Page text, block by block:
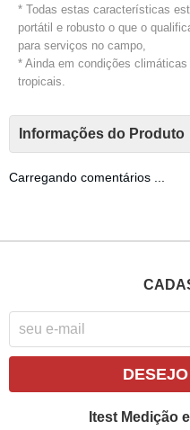
* Todas estas características
portátil e robusto o que o
para serviços no campo,
* Ainda em condições
tropicais.
Informações do Produto
Carregando comentários ...
Itest Medição